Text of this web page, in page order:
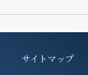
サイトマップ